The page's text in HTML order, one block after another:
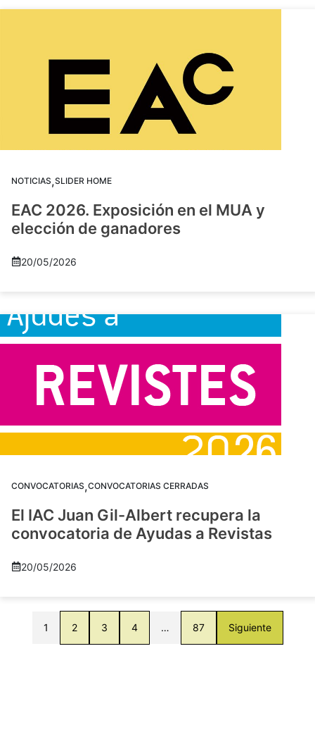
NOTICIAS,SLIDER HOME
EAC 2026. Exposición en el MUA y
elección de ganadores
20/05/2026
CONVOCATORIAS,CONVOCATORIAS CERRADAS
El IAC Juan Gil-Albert recupera la
convocatoria de Ayudas a Revistas
20/05/2026
1 2 3 4 … 87 Siguiente